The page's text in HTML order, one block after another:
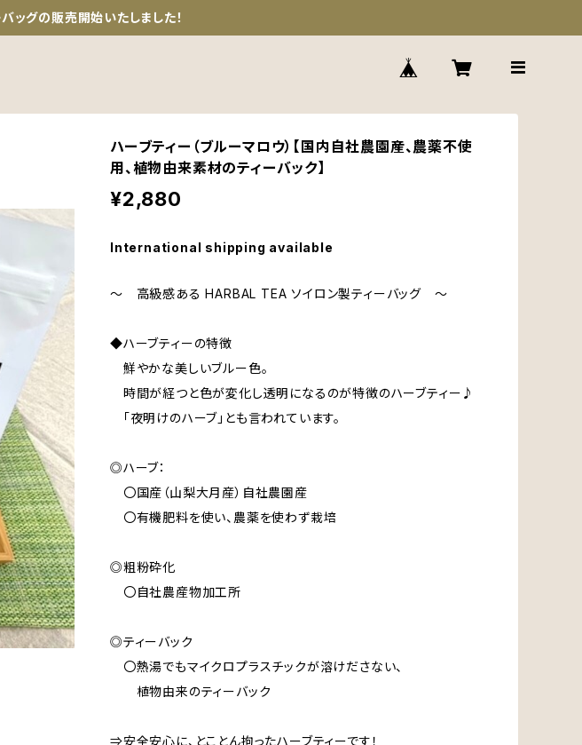
ッグの販売開始いたしました！
ハーブティー（ブルーマロウ）【国内自社農園産、農薬不使
用、植物由来素材のティーバック】
¥2,880
International shipping available
～ 高級感ある HARBAL TEA ソイロン製ティーバッグ ～
◆ハーブティーの特徴
鮮やかな美しいブルー色。
時間が経つと色が変化し透明になるのが特徴のハーブティー♪
「夜明けのハーブ」とも言われています。
◎ハーブ：
〇国産（山梨大月産）自社農園産
〇有機肥料を使い、農薬を使わず栽培
◎粗粉砕化
〇自社農産物加工所
◎ティーバック
〇熱湯でもマイクロプラスチックが溶けださない、
植物由来のティーバック
⇒安全安心に、とことん拘ったハーブティーです！